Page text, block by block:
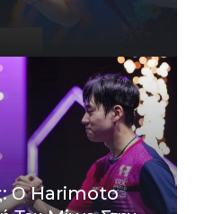
Ο Harimoto